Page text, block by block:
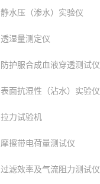
静水压（渗水）实验仪
透湿量测定仪
防护服合成血液穿透测试仪
表面抗湿性（沾水）实验仪
拉力试验机
摩擦带电荷量测试仪
过滤效率及气流阻力测试仪